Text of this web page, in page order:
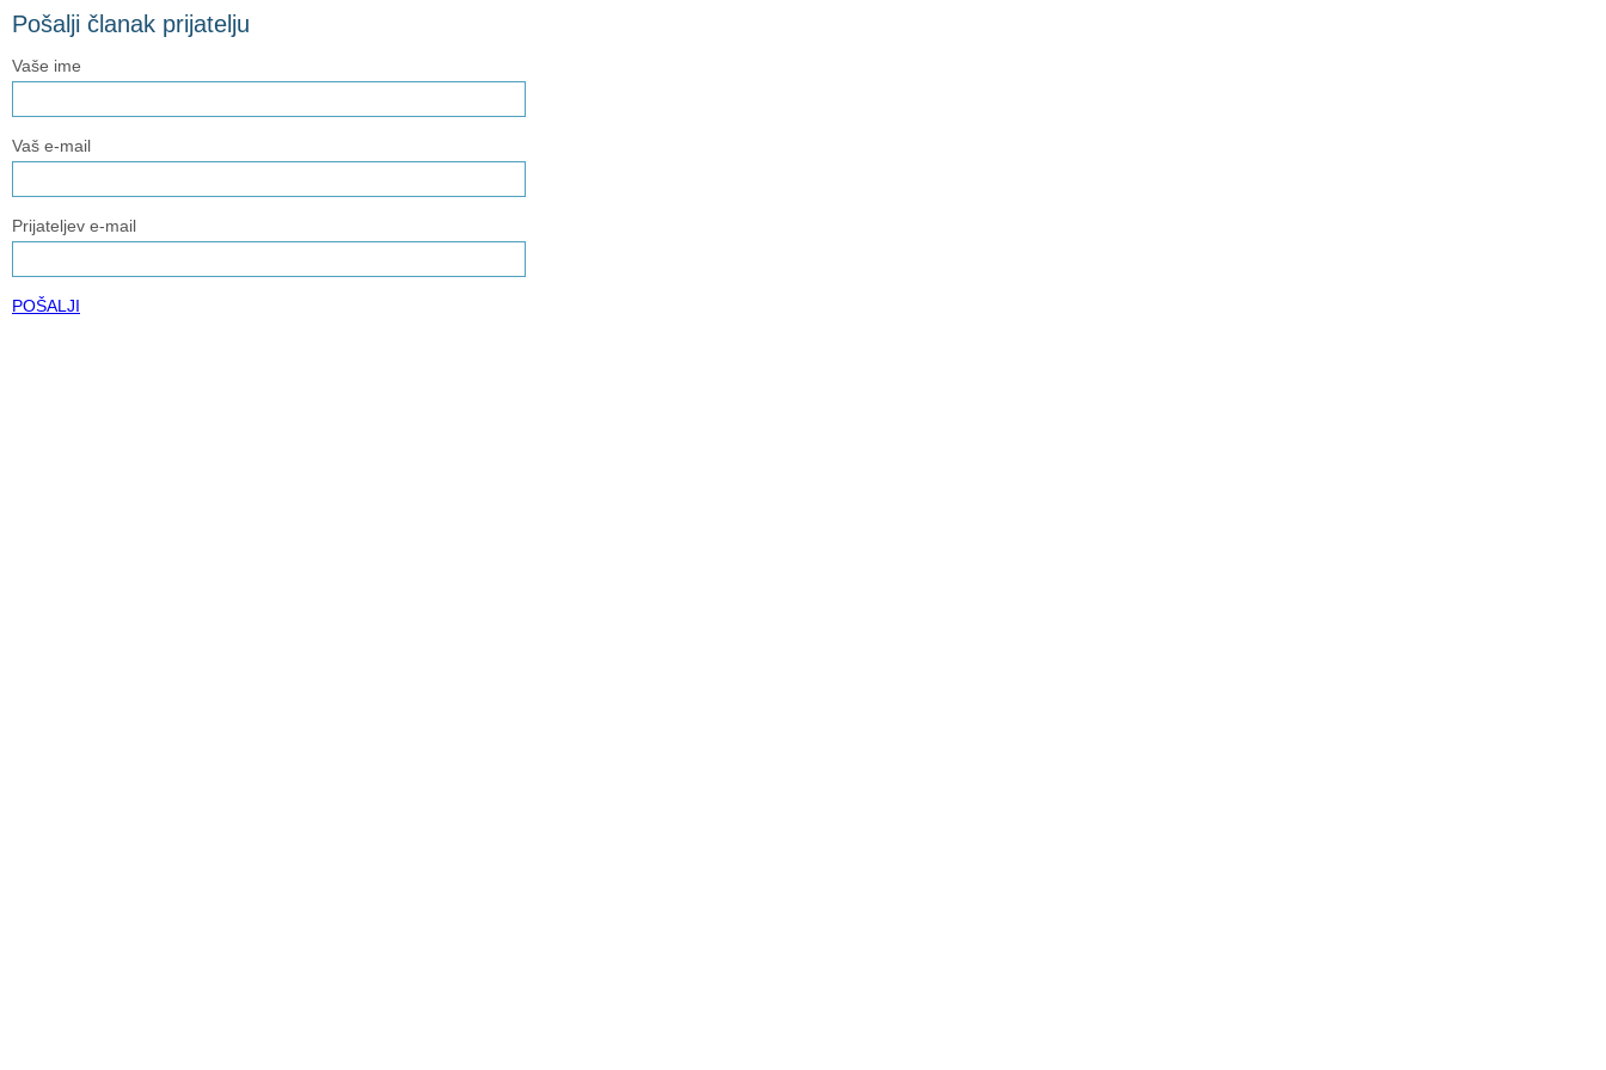
Pošalji članak prijatelju
Vaše ime
Vaš e-mail
Prijateljev e-mail
POŠALJI